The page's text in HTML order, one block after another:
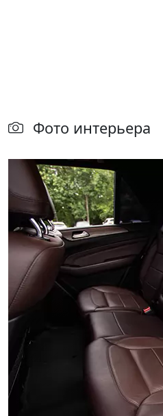
Фото интерьера